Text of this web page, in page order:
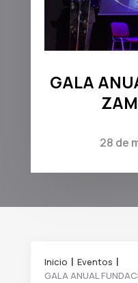
GALA
28 de
Inicio
Eventos
GALA ANUAL